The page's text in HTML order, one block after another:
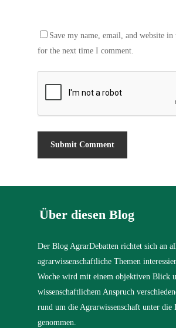
Save my name, email, and website in
for the next time I comment.
Über diesen Blog
Der Blog AgrarDebatten richtet sich an
agrarwissenschaftliche Themen
Woche wird mit einem objektiven Blick
wissenschaftlichem Anspruch
rund um die Agrarwissenschaft unter die
genommen.